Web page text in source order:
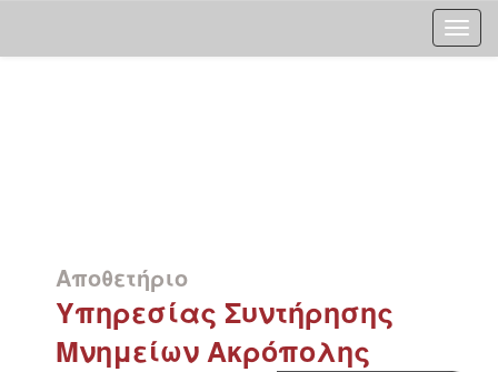
Αποθετήριο
Υπηρεσίας Συντήρησης
Μνημείων Ακρόπολης